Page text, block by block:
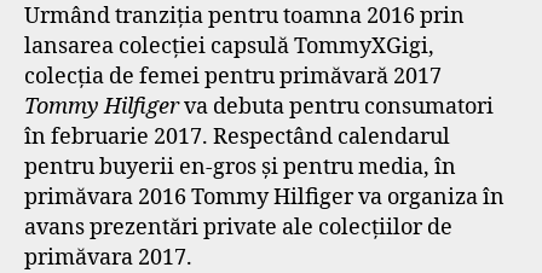
Urmând tranziția pentru toamna 2016 prin
lansarea colecției capsulă TommyXGigi,
colecția de femei pentru primăvară 2017
Tommy Hilfigerva debuta pentru consumatori
în februarie 2017. Respectând calendarul
pentru buyerii en-gros și pentru media, în
primăvara 2016 Tommy Hilfiger va organiza în
avans prezentări private ale colecțiilor de
primăvara 2017.